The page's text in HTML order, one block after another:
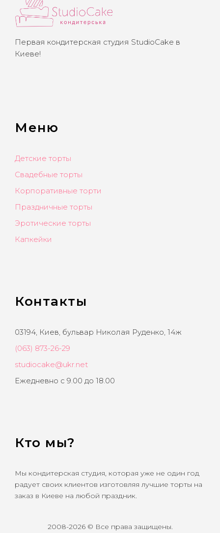
Первая кондитерская студия StudioCake в
Киеве!
Меню
Детские торты
Свадебные торты
Корпоративные торти
Праздничные торты
Эротические торты
Капкейки
Контакты
03194, Киев, бульвар Николая Руденко, 14ж
(063) 873-26-29
studiocake@ukr.net
Ежедневно с 9.00 до 18.00
Кто мы?
Мы кондитерская студия, которая уже не один год
радует своих клиентов изготовляя лучшие торты на
заказ в Киеве на любой праздник.
2008-2026 © Все права защищены.